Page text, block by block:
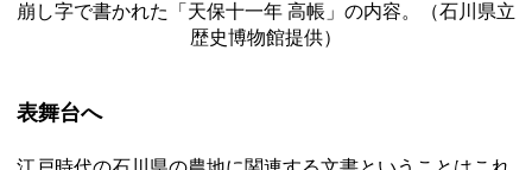
崩し字で書かれた「天保十一年 高帳」の内容。（石川県立
歴史博物館提供）
表舞台へ